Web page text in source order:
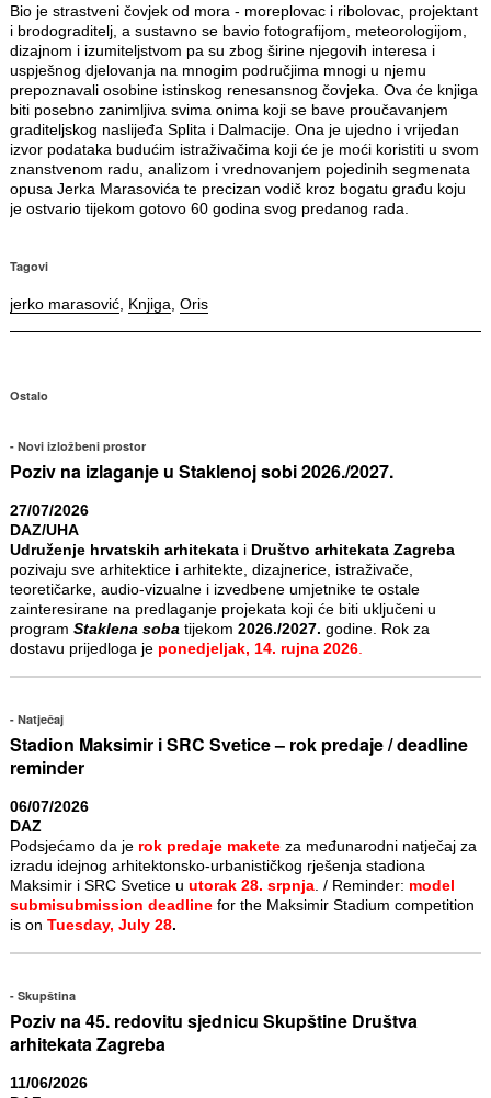
Bio je strastveni čovjek od mora - moreplovac i ribolovac, projektant
i brodograditelj, a sustavno se bavio fotografijom, meteorologijom,
dizajnom i izumiteljstvom pa su zbog širine njegovih interesa i
uspješnog djelovanja na mnogim područjima mnogi u njemu
prepoznavali osobine istinskog renesansnog čovjeka. Ova će knjiga
biti posebno zanimljiva svima onima koji se bave proučavanjem
graditeljskog naslijeđa Splita i Dalmacije. Ona je ujedno i vrijedan
izvor podataka budućim istraživačima koji će je moći koristiti u svom
znanstvenom radu, analizom i vrednovanjem pojedinih segmenata
opusa Jerka Marasovića te precizan vodič kroz bogatu građu koju
je ostvario tijekom gotovo 60 godina svog predanog rada.
Tagovi
jerko marasović, Knjiga Oris
Ostalo
Novi izložbeni prostor
Poziv na izlaganje u Staklenoj sobi 2026./2027.
27/07/2026
DAZ/UHA
Udruženje hrvatskih arhitekatai Društvo arhitekata Zagreba
pozivaju sve arhitektice i arhitekte, dizajnerice, istraživače,
teoretičarke, audio-vizualne i izvedbene umjetnike te ostale
zainteresirane na predlaganje projekata koji će biti uključeni u
program Staklena soba tijekom 2026./2027. godine. Rok za
dostavu prijedloga je ponedjeljak, 14. rujna 2026.
Natječaj
Stadion Maksimir i SRC Svetice – rok predaje / deadline
reminder
06/07/2026
DAZ
Podsjećamo da je rok predaje maketeza međunarodni natječaj za
izradu idejnog arhitektonsko-urbanističkog rješenja stadiona
Maksimir i SRC Svetice u utorak 28. srpnja. / Reminder: model
submisubmission deadlinefor the Maksimir Stadium competition
is on Tuesday, July 28.
Skupština
Poziv na 45. redovitu sjednicu Skupštine Društva
arhitekata Zagreba
11/06/2026